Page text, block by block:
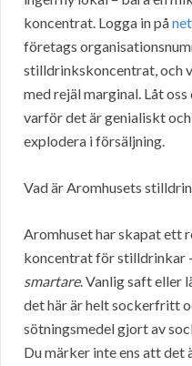
koncentrat. Logga in på
företags
stilldrinkskoncentrat, och
med rejäl marginal. Låt
varför det är genialiskt
explodera i försäljning.
Vad är Aromhusets
Aromhuset har skapat ett
koncentrat för stilldrinkar
smartare. Vanlig saft eller
det här är helt sockerfritt
sötningsmedel gjort av
Du märker inte ens att